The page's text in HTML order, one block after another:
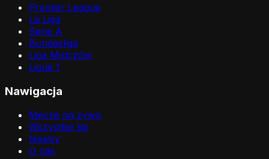
Premier League
La Liga
Serie A
Bundesliga
Liga Mistrzów
Ligue 1
Nawigacja
Mecze na żywo
Wszystkie ligi
Newsy
O nas